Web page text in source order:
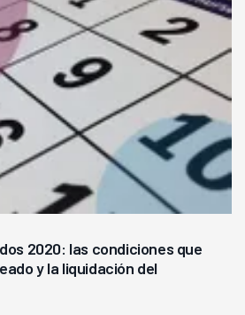
2020: las condiciones que
y la liquidación del